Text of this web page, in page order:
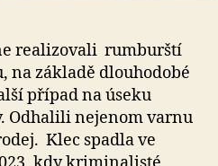
realizovali rumburští
základě dlouhodobé
případ na úseku
Odhalili nejenom varnu
Klec spadla ve